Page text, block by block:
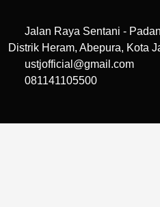
Jalan Raya Sentani -
Distrik Heram, Abepura, Kota
ustjofficial@gmail.com
081141105500